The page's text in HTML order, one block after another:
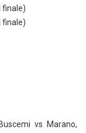
finale)
finale)
vs Marano,